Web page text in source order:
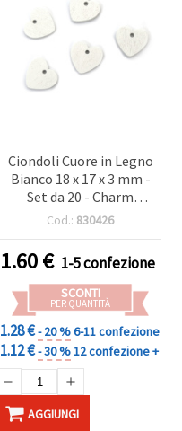
Ciondoli Cuore in Legno
Bianco 18 x 17 x 3 mm -
Set da 20 - Charm
Decorativi per,
& Progetti
Cod.: 830426
1.60€ 1-5 confezione
SCONTI
PER QUANTITÀ
1.28 €- 20 %6-11 confezione
1.12 €- 30 %12 confezione +
AGGIUNGI